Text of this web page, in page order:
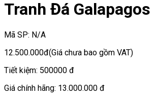
Tranh Đá Galapagos
Mã SP: N/A
12.500.000đ(Giá chưa bao gồm VAT)
Tiết kiệm: 500000 đ
Giá chính hãng: 13.000.000 đ